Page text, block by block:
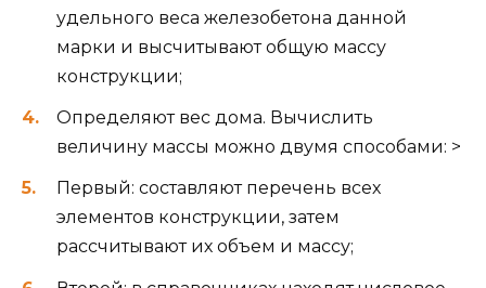
удельного веса железобетона данной
марки и высчитывают общую массу
конструкции;
Определяют вес дома. Вычислить
величину массы можно двумя способами: >
Первый: составляют перечень всех
элементов конструкции, затем
рассчитывают их объем и массу;